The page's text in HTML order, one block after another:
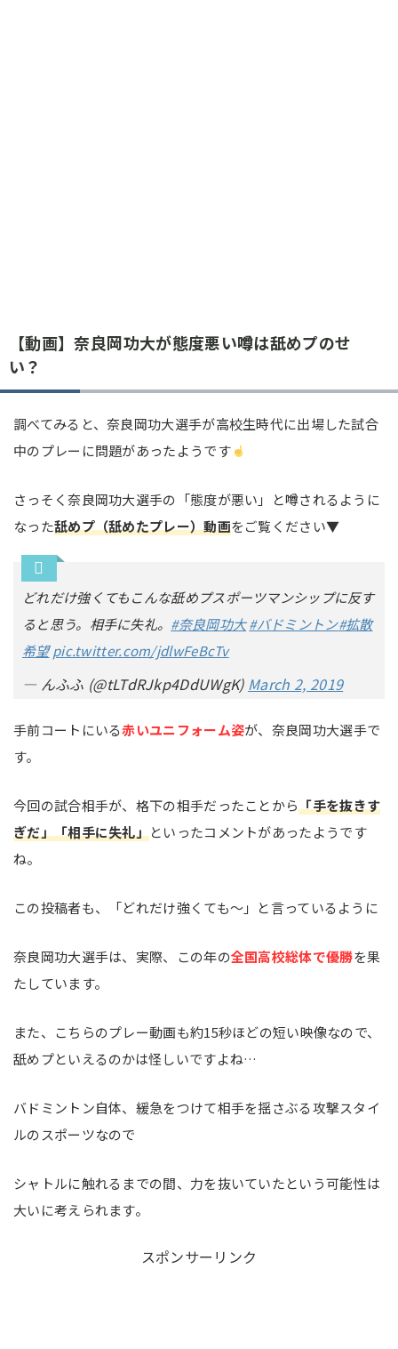
【動画】奈良岡功大が態度悪い噂は舐めプのせ
い？
調べてみると、奈良岡功大選手が高校生時代に出場した試合
中のプレーに問題があったようです
さっそく奈良岡功大選手の「態度が悪い」と噂されるように
なった舐めプ（舐めたプレー）動画をご覧ください▼
どれだけ強くてもこんな舐めプスポーツマンシップに反す
ると思う。相手に失礼。 #奈良岡功大#バドミントン#拡散
希望 pic.twitter.com/jdlwFeBcTv
— んふふ (@tLTdRJkp4DdUWgK) March 2, 2019
手前コートにいる赤いユニフォーム姿が、奈良岡功大選手で
す。
今回の試合相手が、格下の相手だったことから「手を抜きす
ぎだ」「相手に失礼」といったコメントがあったようです
ね。
この投稿者も、「どれだけ強くても～」と言っているように
奈良岡功大選手は、実際、この年の全国高校総体で優勝を果
たしています。
また、こちらのプレー動画も約15秒ほどの短い映像なので、
舐めプといえるのかは怪しいですよね…
バドミントン自体、緩急をつけて相手を揺さぶる攻撃スタイ
ルのスポーツなので
シャトルに触れるまでの間、力を抜いていたという可能性は
大いに考えられます。
スポンサーリンク